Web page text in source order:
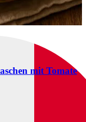
mit Tomate